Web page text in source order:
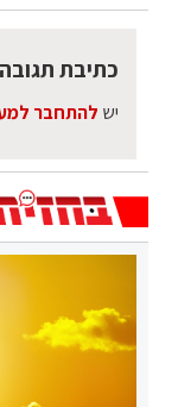
כתיבת תגובה
יש להתחבר